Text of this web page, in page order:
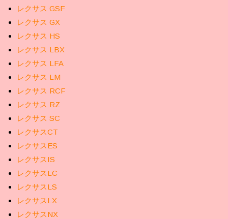
レクサス GSF
レクサス GX
レクサス HS
レクサス LBX
レクサス LFA
レクサス LM
レクサス RCF
レクサス RZ
レクサス SC
レクサスCT
レクサスES
レクサスIS
レクサスLC
レクサスLS
レクサスLX
レクサスNX